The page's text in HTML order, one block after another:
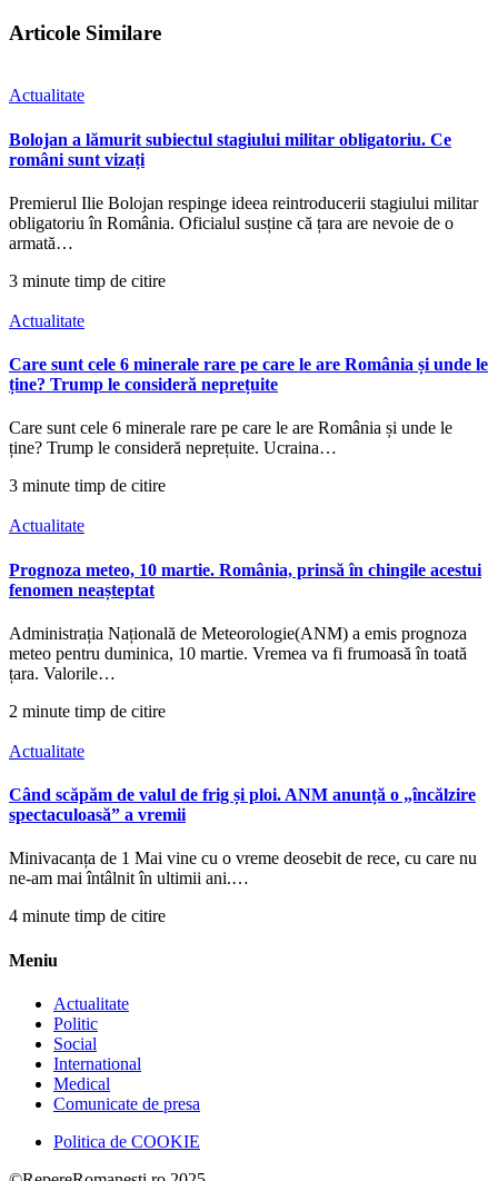
Articole Similare
Actualitate
Bolojan a lămurit subiectul stagiului militar obligatoriu. Ce
români sunt vizați
Premierul Ilie Bolojan respinge ideea reintroducerii stagiului militar
obligatoriu în România. Oficialul susține că țara are nevoie de o
armată…
3 minute timp de citire
Actualitate
Care sunt cele 6 minerale rare pe care le are România și unde le
ține? Trump le consideră neprețuite
Care sunt cele 6 minerale rare pe care le are România și unde le
ține? Trump le consideră neprețuite. Ucraina…
3 minute timp de citire
Actualitate
Prognoza meteo, 10 martie. România, prinsă în chingile acestui
fenomen neașteptat
Administrația Națională de Meteorologie(ANM) a emis prognoza
meteo pentru duminica, 10 martie. Vremea va fi frumoasă în toată
țara. Valorile…
2 minute timp de citire
Actualitate
Când scăpăm de valul de frig și ploi. ANM anunță o „încălzire
spectaculoasă” a vremii
Minivacanța de 1 Mai vine cu o vreme deosebit de rece, cu care nu
ne-am mai întâlnit în ultimii ani.…
4 minute timp de citire
Meniu
Actualitate
Politic
Social
International
Medical
Comunicate de presa
Politica de COOKIE